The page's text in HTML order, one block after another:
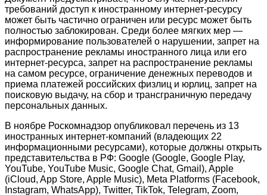
требований доступ к иностранному интернет-ресурсу
может быть частично ограничен или ресурс может быть
полностью заблокирован. Среди более мягких мер —
информирование пользователей о нарушении, запрет на
распространение рекламы иностранного лица или его
интернет-ресурса, запрет на распространение рекламы
на самом ресурсе, ограничение денежных переводов и
приема платежей российских физлиц и юрлиц, запрет на
поисковую выдачу, на сбор и трансграничную передачу
персональных данных.
В ноябре Роскомнадзор опубликовал перечень из 13
иностранных интернет-компаний (владеющих 22
информационными ресурсами), которые должны открыть
представительства в РФ: Google (Google, Google Play,
YouTube, YouTube Music, Google Chat, Gmail), Apple
(iCloud, App Store, Apple Music), Meta Platforms (Facebook,
Instagram, WhatsApp), Twitter, TikTok, Telegram, Zoom,